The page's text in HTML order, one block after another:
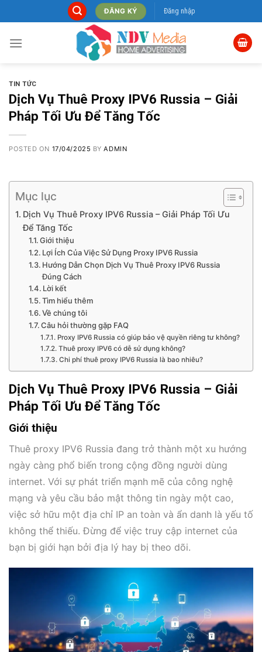
to
content
ĐĂNG KÝ Đăng nhập
TIN TỨC
Dịch Vụ Thuê Proxy IPV6 Russia – Giải
Pháp Tối Ưu Để Tăng Tốc
POSTED ON 17/04/2025 BYADMIN
Mục lục
Dịch Vụ Thuê Proxy IPV6 Russia – Giải Pháp Tối Ưu
Để Tăng Tốc
Giới thiệu
Lợi Ích Của Việc Sử Dụng Proxy IPV6 Russia
Hướng Dẫn Chọn Dịch Vụ Thuê Proxy IPV6 Russia
Đúng Cách
Lời kết
Tìm hiểu thêm
Về chúng tôi
Câu hỏi thường gặp FAQ
Proxy IPV6 Russia có giúp bảo vệ quyền riêng tư không?
Thuê proxy IPV6 có dễ sử dụng không?
Chi phí thuê proxy IPV6 Russia là bao nhiêu?
Dịch Vụ Thuê Proxy IPV6 Russia – Giải
Pháp Tối Ưu Để Tăng Tốc
Giới thiệu
Thuê proxy IPV6 Russia đang trở thành một xu hướng
ngày càng phổ biến trong cộng đồng người dùng
internet. Với sự phát triển mạnh mẽ của công nghệ
mạng và yêu cầu bảo mật thông tin ngày một cao,
việc sở hữu một địa chỉ IP an toàn và ẩn danh là yếu tố
không thể thiếu. Đừng để việc truy cập internet của
bạn bị giới hạn bởi địa lý hay bị theo dõi.